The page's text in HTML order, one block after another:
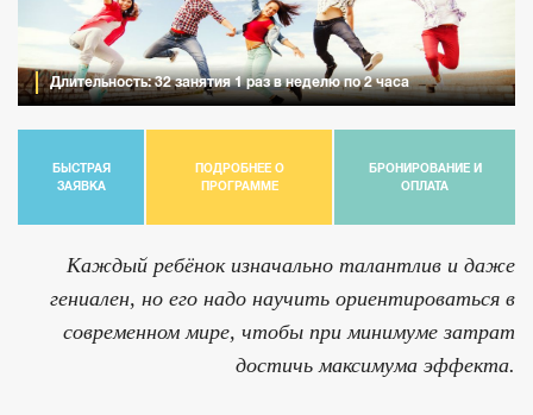
Длительность: 32 занятия 1 раз в неделю по 2 часа
БЫСТРАЯ
ЗАЯВКА
ПОДРОБНЕЕ О
ПРОГРАММЕ
БРОНИРОВАНИЕ И
ОПЛАТА
Каждый ребёнок изначально талантлив и даже
гениален, но его надо научить ориентироваться в
современном мире, чтобы при минимуме затрат
достичь максимума эффекта.